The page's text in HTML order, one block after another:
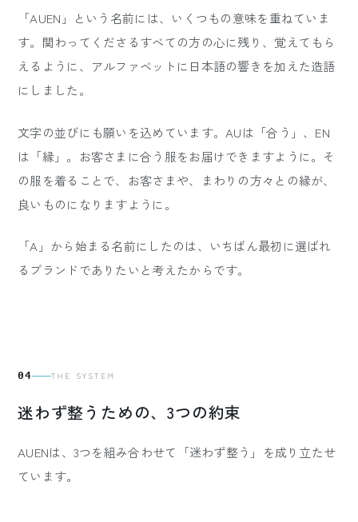
「AUEN」という名前には、いくつもの意味を重ねていま
す。関わってくださるすべての方の心に残り、覚えてもら
えるように、アルファベットに日本語の響きを加えた造語
にしました。
文字の並びにも願いを込めています。AUは「合う」、EN
は「縁」。お客さまに合う服をお届けできますように。そ
の服を着ることで、お客さまや、まわりの方々との縁が、
良いものになりますように。
「A」から始まる名前にしたのは、いちばん最初に選ばれ
るブランドでありたいと考えたからです。
04 THE SYSTEM
迷わず整うための、3つの約束
AUENは、3つを組み合わせて「迷わず整う」を成り立たせ
ています。